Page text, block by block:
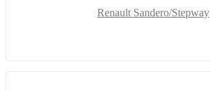
Renault Sandero/Stepway